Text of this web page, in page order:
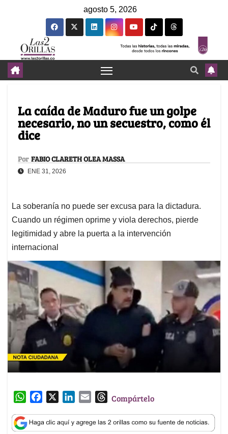
agosto 5, 2026
La caída de Maduro fue un golpe
necesario, no un secuestro, como él
dice
Por FABIO CLARETH OLEA MASSA
ENE 31, 2026
La soberanía no puede ser excusa para la dictadura.
Cuando un régimen oprime y viola derechos, pierde
legitimidad y abre la puerta a la intervención
internacional
W
a
c
n
a
T
r
Compártelo